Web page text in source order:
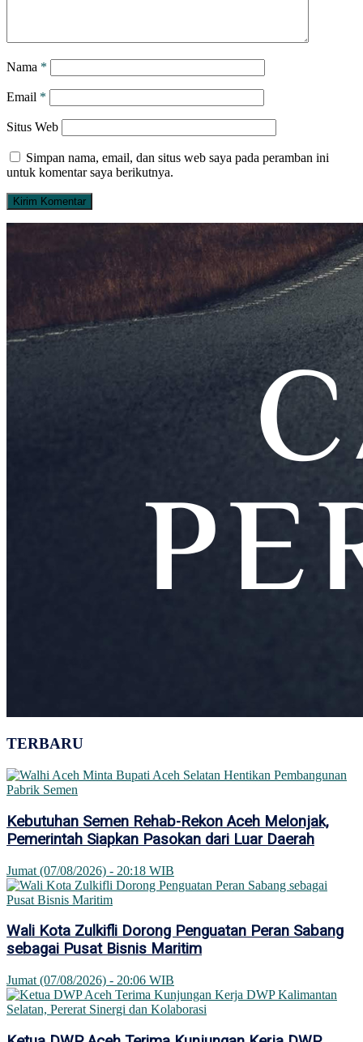
Nama *
Email *
Situs Web
Simpan nama, email, dan situs web saya pada peramban ini
untuk komentar saya berikutnya.
TERBARU
Kebutuhan Semen Rehab-Rekon Aceh Melonjak,
Pemerintah Siapkan Pasokan dari Luar Daerah
Jumat (07/08/2026) - 20:18 WIB
Wali Kota Zulkifli Dorong Penguatan Peran Sabang
sebagai Pusat Bisnis Maritim
Jumat (07/08/2026) - 20:06 WIB